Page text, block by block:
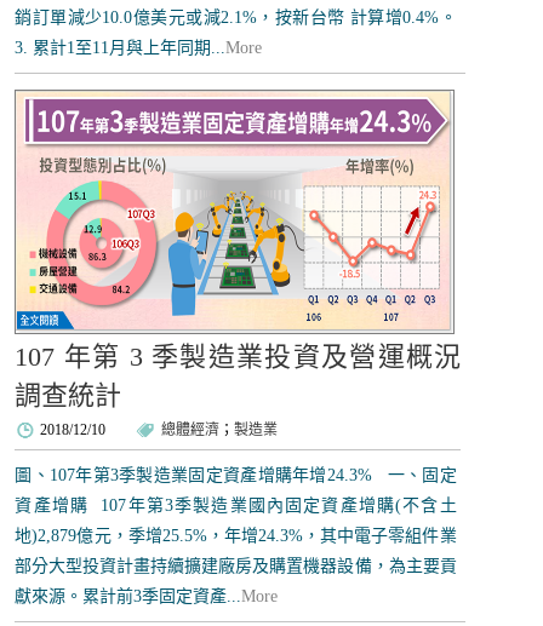
銷訂單減少10.0億美元或減2.1%，按新台幣 計算增0.4%。
3. 累計1至11月與上年同期...More
107 年第 3 季製造業投資及營運概況
調查統計
2018/12/10 總體經濟 ；製造業
圖、107年第3季製造業固定資產增購年增24.3% 一、固定
資產增購 107年第3季製造業國內固定資產增購(不含土
地)2,879億元，季增25.5%，年增24.3%，其中電子零組件業
部分大型投資計畫持續擴建廠房及購置機器設備，為主要貢
獻來源。累計前3季固定資產...More